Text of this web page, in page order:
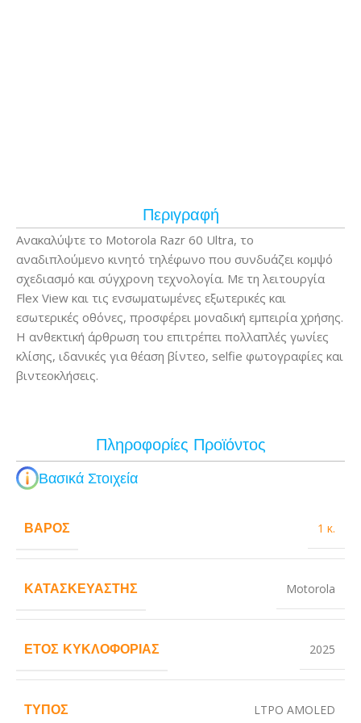
Περιγραφή
Ανακαλύψτε το Motorola Razr 60 Ultra, το
αναδιπλούμενο κινητό τηλέφωνο που συνδυάζει κομψό
σχεδιασμό και σύγχρονη τεχνολογία. Με τη λειτουργία
Flex View και τις ενσωματωμένες εξωτερικές και
εσωτερικές οθόνες, προσφέρει μοναδική εμπειρία χρήσης.
Η ανθεκτική άρθρωση του επιτρέπει πολλαπλές γωνίες
κλίσης, ιδανικές για θέαση βίντεο, selfie φωτογραφίες και
βιντεοκλήσεις.
Πληροφορίες Προϊόντος
Βασικά Στοιχεία
ΒΆΡΟΣ 1 κ.
ΚΑΤΑΣΚΕΥΑΣΤΉΣ Motorola
ΈΤΟΣ ΚΥΚΛΟΦΟΡΊΑΣ 2025
ΤΎΠΟΣ LTPO AMOLED